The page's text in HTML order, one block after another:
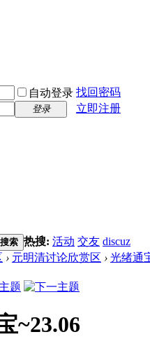
自动登录 找回密码
登录 立即注册
搜索 热搜: 活动 交友 discuz
› 元明清讨论欣赏区 › 光绪通
~23.06